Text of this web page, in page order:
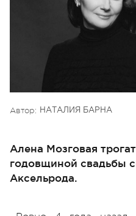
Автор: НАТАЛИЯ БАРНА
Алена Мозговая
годовщиной свадьбы
Аксельрода.